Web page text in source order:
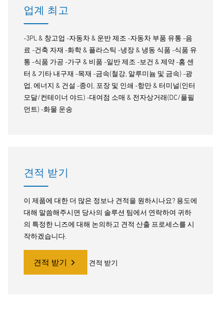
업계 최고
-3PL & 창고업 -자동차 & 운반 제조 -자동차 부품 유통 -음
료 -건축 자재 -화학 & 플라스틱 -냉장 & 냉동 식품 -식품 유
통 -식품 가공 -가구 & 비품 -일반 제조 -보건 & 제약 -홈 센
터 & 기타 내구재 -목재 -금속(철강, 알루미늄 및 금속) -광
업, 에너지 & 건설 -종이, 포장 및 인쇄 -항만 & 터미널(인터
모달/컨테이너 야드) -대여점 소매 & 전자상거래(DC/풀필
먼트) -화물 운송
견적 받기
이 제품에 대한 더 많은 정보나 견적을 원하시나요? 용도에
대해 말씀해주시면 당사의 솔루션 팀에서 연락하여 귀하
의 특정한 니즈에 대해 논의하고 견적 산출 프로세스를 시
작하겠습니다.
견적 받기 견적 받기